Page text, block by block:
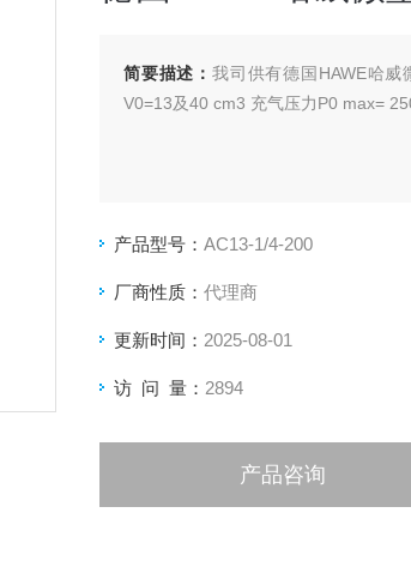
简要描述： 我司供有德国HAWE哈
V0=13及40 cm3 充气压力P0 max=
产品型号： AC13-1/4-200
厂商性质： 代理商
更新时间： 2025-08-01
访 问 量： 2894
产品咨询